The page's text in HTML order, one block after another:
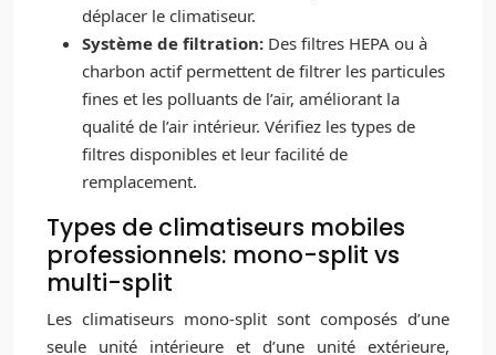
déplacer le climatiseur.
Système de filtration: Des filtres HEPA ou à
charbon actif permettent de filtrer les particules
fines et les polluants de l’air, améliorant la
qualité de l’air intérieur. Vérifiez les types de
filtres disponibles et leur facilité de
remplacement.
Types de climatiseurs mobiles
professionnels: mono-split vs
multi-split
Les climatiseurs mono-split sont composés d’une
seule unité intérieure et d’une unité extérieure,